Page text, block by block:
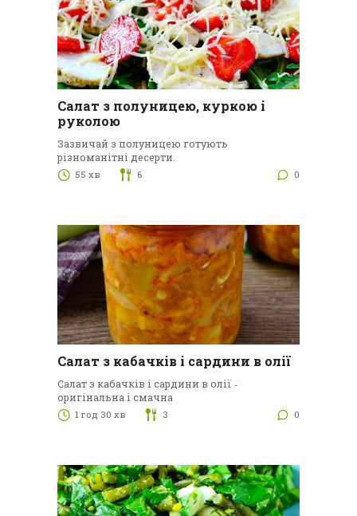
Салат з полуницею, куркою і
руколою
Зазвичай з полуницею готують
різноманітні десерти.
55 хв 6 0
Салат з кабачків і сардини в олії
Салат з кабачків і сардини в олії ‑
оригінальна і смачна
1 год 30 хв 3 0